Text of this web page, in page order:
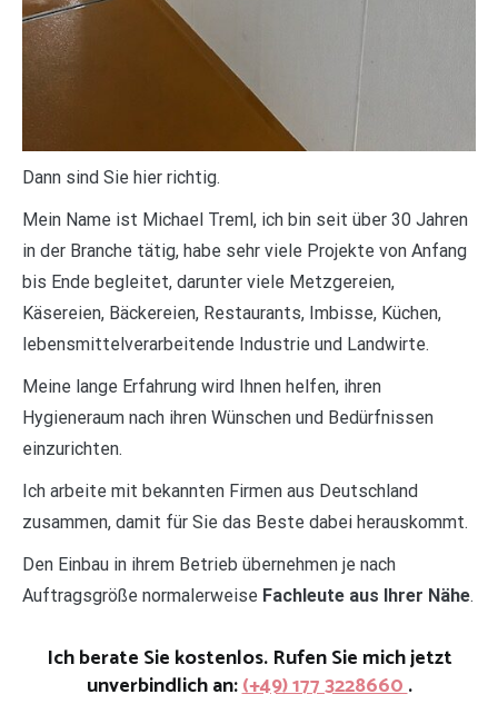
Dann sind Sie hier richtig.
Mein Name ist Michael Treml, ich bin seit über 30 Jahren
in der Branche tätig, habe sehr viele Projekte von Anfang
bis Ende begleitet, darunter viele Metzgereien,
Käsereien, Bäckereien, Restaurants, Imbisse, Küchen,
lebensmittelverarbeitende Industrie und Landwirte.
Meine lange Erfahrung wird Ihnen helfen, ihren
Hygieneraum nach ihren Wünschen und Bedürfnissen
einzurichten.
Ich arbeite mit bekannten Firmen aus Deutschland
zusammen, damit für Sie das Beste dabei herauskommt.
Den Einbau in ihrem Betrieb übernehmen je nach
Auftragsgröße normalerweise Fachleute aus Ihrer Nähe.
Ich berate Sie kostenlos. Rufen Sie mich jetzt
unverbindlich an:(+49) 177 3228660.